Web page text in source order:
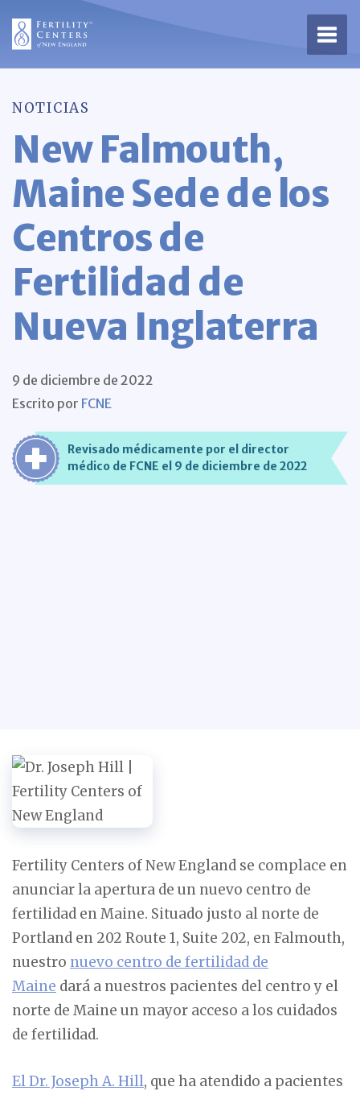
Abrir
NOTICIAS
New Falmouth,
Maine Sede de los
Centros de
Fertilidad de
Nueva Inglaterra
9 de diciembre de 2022
Escrito por FCNE
Revisado médicamente por el director
médico de FCNE el 9 de diciembre de 2022
Fertility Centers of New England se complace en
anunciar la apertura de un nuevo centro de
fertilidad en Maine. Situado justo al norte de
Portland en 202 Route 1, Suite 202, en Falmouth,
nuestro nuevo centro de fertilidad de
Maine dará a nuestros pacientes del centro y el
norte de Maine un mayor acceso a los cuidados
de fertilidad.
El Dr. Joseph A. Hill, que ha atendido a pacientes